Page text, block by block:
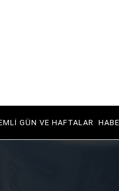
GÜN VE HAFTALAR